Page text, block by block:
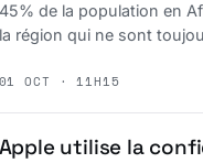
45% de la population en
la région qui ne sont
01 OCT · 11H15
Apple utilise la